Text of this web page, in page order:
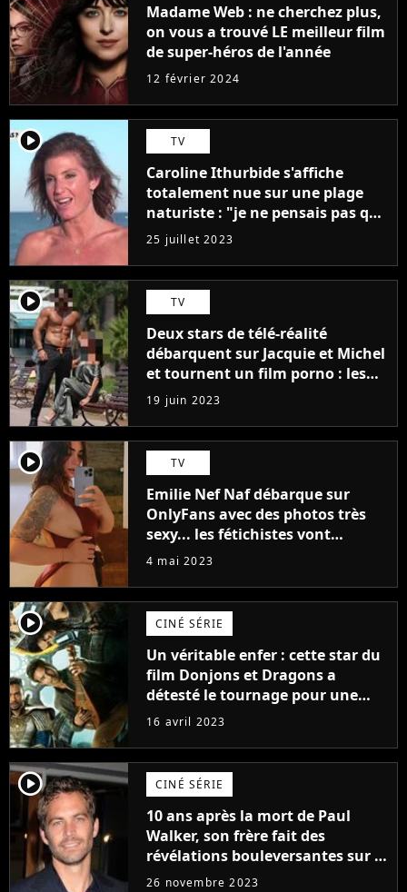
Madame Web : ne cherchez plus,
on vous a trouvé LE meilleur film
de super-héros de l'année
12 février 2024
player2 TV
Caroline Ithurbide s'affiche
totalement nue sur une plage
naturiste : "je ne pensais pas que
j'arriverais à le faire..."
25 juillet 2023
player2 TV
Deux stars de télé-réalité
débarquent sur Jacquie et Michel
et tournent un film porno : les
premières images du tournage
(exclu)
19 juin 2023
player2 TV
Emilie Nef Naf débarque sur
OnlyFans avec des photos très
sexy... les fétichistes vont
prendre leur pied !
4 mai 2023
player2 CINÉ SÉRIE
Un véritable enfer : cette star du
film Donjons et Dragons a
détesté le tournage pour une
raison très spéciale
16 avril 2023
player2 CINÉ SÉRIE
10 ans après la mort de Paul
Walker, son frère fait des
révélations bouleversantes sur la
réaction des acteurs de Fast and
26 novembre 2023